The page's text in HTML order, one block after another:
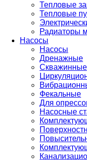
Тепловые
Тепловые
Радиаторы
Насосы
Насосы
Дренажные
Скважинные
Фекальные
Для
Насосные